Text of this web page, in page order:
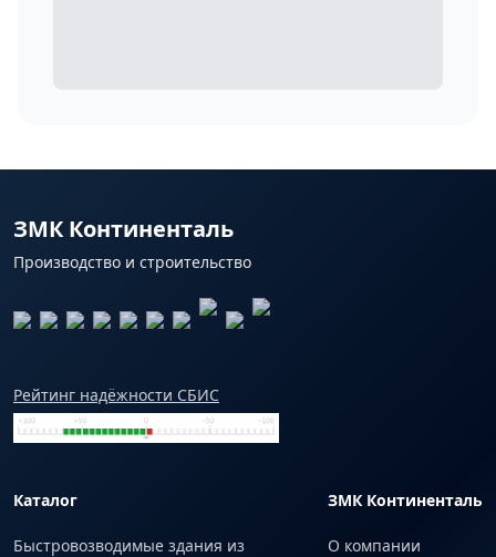
ЗМК Континенталь
Производство и строительство
Рейтинг надёжности СБИС
Каталог
Быстровозводимые здания из
ЗМК Континенталь
О компании